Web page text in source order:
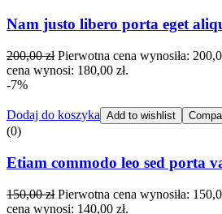
Nam justo libero porta eget
200,00zł Pierwotna cena wynosiła:
cena wynosi: 180,00 zł.
-7%
Dodaj do koszyka Add to wishlist
(0)
Etiam commodo leo sed porta
150,00zł Pierwotna cena wynosiła:
cena wynosi: 140,00 zł.